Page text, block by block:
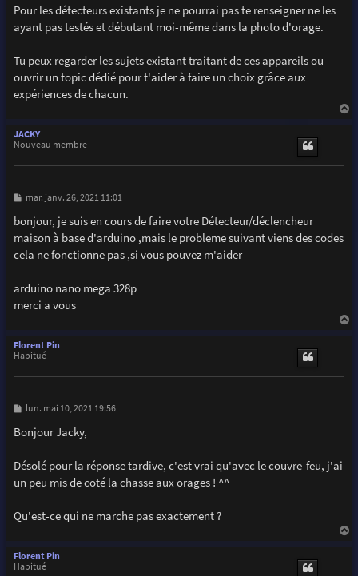
e
Pour les détecteurs existants je ne pourrai pas te renseigner ne les
ayant pas testés et débutant moi-même dans la photo d'orage.
Tu peux regarder les sujets existant traitant de ces appareils ou
ouvrir un topic dédié pour t'aider à faire un choix grâce aux
expériences de chacun.
JACKY
Nouveau membre
M
s
s
a
g
e
mar. janv. 26, 2021 11:01
bonjour, je suis en cours de faire votre Détecteur/déclencheur
maison à base d'arduino ,mais le probleme suivant viens des codes
cela ne fonctionne pas ,si vous pouvez m'aider
arduino nano mega 328p
merci a vous
Florent Pin
Habitué
M
s
s
g
e
lun. mai 10, 2021 19:56
Bonjour Jacky,
Désolé pour la réponse tardive, c'est vrai qu'avec le couvre-feu, j'ai
un peu mis de coté la chasse aux orages ! ^^
Qu'est-ce qui ne marche pas exactement ?
Florent Pin
Habitué